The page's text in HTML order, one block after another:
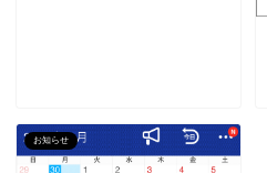
お知らせ